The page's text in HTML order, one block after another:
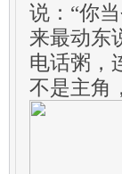
说：“你
来最动东
电话粥，
不是主角